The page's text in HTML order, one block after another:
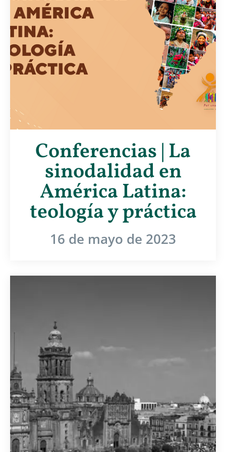
Conferencias | La
sinodalidad en
América Latina:
teología y práctica
16 de mayo de 2023